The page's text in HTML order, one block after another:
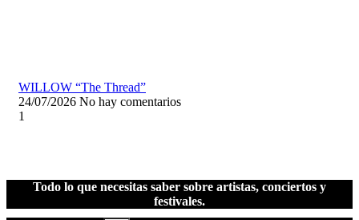
WILLOW “The Thread”
24/07/2026 No hay comentarios
Todo lo que necesitas saber sobre artistas, conciertos y
festivales.